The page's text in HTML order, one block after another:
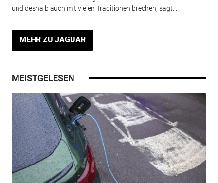
und deshalb auch mit vielen Traditionen brechen, sagt...
MEHR ZU JAGUAR
MEISTGELESEN